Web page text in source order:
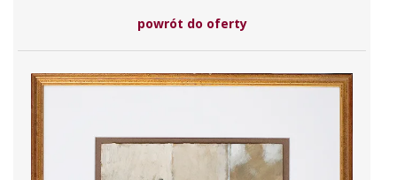
powrót do oferty